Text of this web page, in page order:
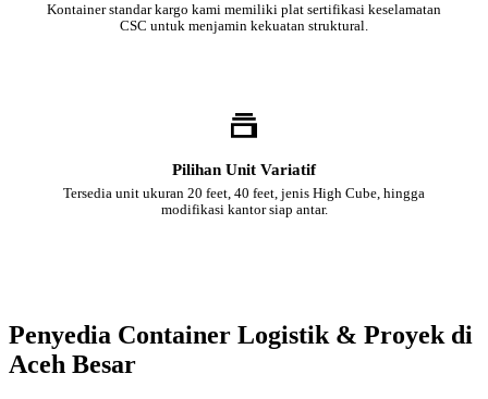
Kontainer standar kargo kami memiliki plat sertifikasi keselamatan
CSC untuk menjamin kekuatan struktural.
Pilihan Unit Variatif
Tersedia unit ukuran 20 feet, 40 feet, jenis High Cube, hingga
modifikasi kantor siap antar.
Penyedia Container Logistik & Proyek di
Aceh Besar